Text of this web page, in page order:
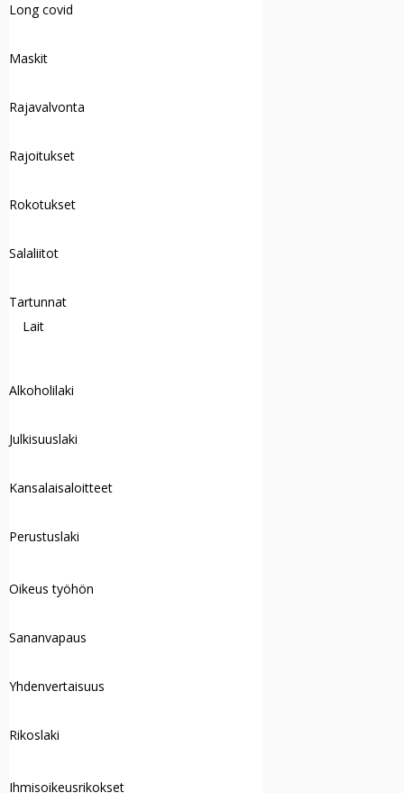
Long covid
Maskit
Rajavalvonta
Rajoitukset
Rokotukset
Salaliitot
Tartunnat
Lait
Alkoholilaki
Julkisuuslaki
Kansalaisaloitteet
Perustuslaki
Oikeus työhön
Sananvapaus
Yhdenvertaisuus
Rikoslaki
Ihmisoikeusrikokset